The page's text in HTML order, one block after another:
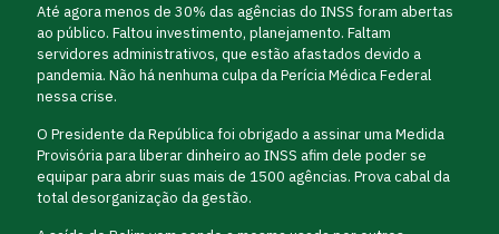
Até agora menos de 30% das agências do INSS foram abertas
ao público. Faltou investimento, planejamento. Faltam
servidores administrativos, que estão afastados devido a
pandemia. Não há nenhuma culpa da Perícia Médica Federal
nessa crise.
O Presidente da República foi obrigado a assinar uma Medida
Provisória para liberar dinheiro ao INSS afim dele poder se
equipar para abrir suas mais de 1500 agências. Prova cabal da
total desorganização da gestão.